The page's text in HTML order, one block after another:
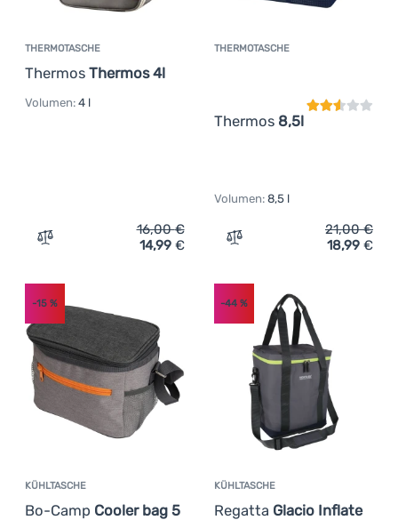
THERMOTASCHE
Thermos Thermos 4l
Volumen: 4 l
Zum Vergleich 'Thermotasche Thermos Thermos 4l'
16,00€
14,99 €
THERMOTASCHE
Thermos 8,5l
Volumen: 8,5 l
Zum Vergleich
21,00€
18,99 €
KÜHLTASCHE
Bo-Camp Cooler bag 5
-15 %
KÜHLTASCHE
Regatta Glacio Inflate
-44%